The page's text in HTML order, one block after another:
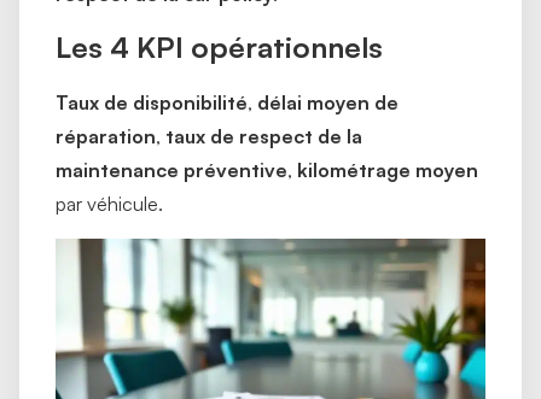
Les 4 KPI opérationnels
Taux de disponibilité, délai moyen de
réparation, taux de respect de la
maintenance préventive, kilométrage moyen
par véhicule.